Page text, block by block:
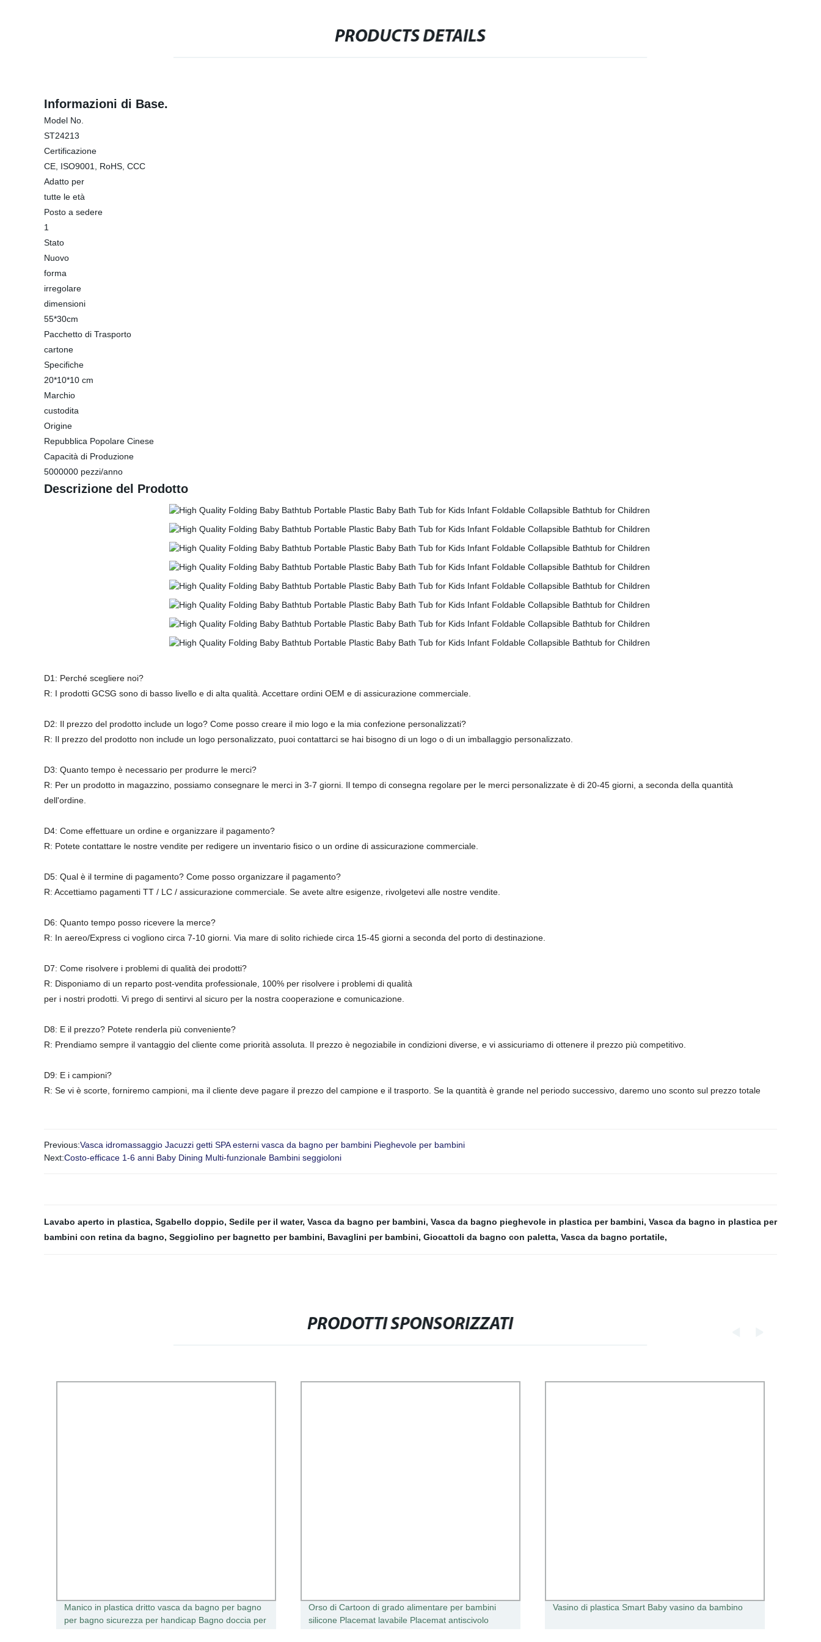
PRODUCTS DETAILS
Informazioni di Base.
Model No.
ST24213
Certificazione
CE, ISO9001, RoHS, CCC
Adatto per
tutte le età
Posto a sedere
1
Stato
Nuovo
forma
irregolare
dimensioni
55*30cm
Pacchetto di Trasporto
cartone
Specifiche
20*10*10 cm
Marchio
custodita
Origine
Repubblica Popolare Cinese
Capacità di Produzione
5000000 pezzi/anno
Descrizione del Prodotto
D1: Perché scegliere noi?
R: I prodotti GCSG sono di basso livello e di alta qualità. Accettare ordini OEM e di assicurazione commerciale.
D2: Il prezzo del prodotto include un logo? Come posso creare il mio logo e la mia confezione personalizzati?
R: Il prezzo del prodotto non include un logo personalizzato, puoi contattarci se hai bisogno di un logo o di un imballaggio personalizzato.
D3: Quanto tempo è necessario per produrre le merci?
R: Per un prodotto in magazzino, possiamo consegnare le merci in 3-7 giorni. Il tempo di consegna regolare per le merci personalizzate è di 20-45 giorni, a seconda della quantità
dell'ordine.
D4: Come effettuare un ordine e organizzare il pagamento?
R: Potete contattare le nostre vendite per redigere un inventario fisico o un ordine di assicurazione commerciale.
D5: Qual è il termine di pagamento? Come posso organizzare il pagamento?
R: Accettiamo pagamenti TT / LC / assicurazione commerciale. Se avete altre esigenze, rivolgetevi alle nostre vendite.
D6: Quanto tempo posso ricevere la merce?
R: In aereo/Express ci vogliono circa 7-10 giorni. Via mare di solito richiede circa 15-45 giorni a seconda del porto di destinazione.
D7: Come risolvere i problemi di qualità dei prodotti?
R: Disponiamo di un reparto post-vendita professionale, 100% per risolvere i problemi di qualità
per i nostri prodotti. Vi prego di sentirvi al sicuro per la nostra cooperazione e comunicazione.
D8: E il prezzo? Potete renderla più conveniente?
R: Prendiamo sempre il vantaggio del cliente come priorità assoluta. Il prezzo è negoziabile in condizioni diverse, e vi assicuriamo di ottenere il prezzo più competitivo.
D9: E i campioni?
R: Se vi è scorte, forniremo campioni, ma il cliente deve pagare il prezzo del campione e il trasporto. Se la quantità è grande nel periodo successivo, daremo uno sconto sul prezzo totale
Previous:Vasca idromassaggio Jacuzzi getti SPA esterni vasca da bagno per bambini Pieghevole per bambini
Next:Costo-efficace 1-6 anni Baby Dining Multi-funzionale Bambini seggioloni
Lavabo aperto in plastica, Sgabello doppio, Sedile per il water, Vasca da bagno per bambini, Vasca da bagno pieghevole in plastica per bambini, Vasca da bagno in plastica per
bambini con retina da bagno, Seggiolino per bagnetto per bambini, Bavaglini per bambini, Giocattoli da bagno con paletta, Vasca da bagno portatile,
PRODOTTI SPONSORIZZATI
Manico in plastica dritto vasca da bagno per bagno
per bagno sicurezza per handicap Bagno doccia per
Orso di Cartoon di grado alimentare per bambini
silicone Placemat lavabile Placemat antiscivolo
Vasino di plastica Smart Baby vasino da bambino